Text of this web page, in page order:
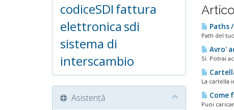
Paths
Path del
Avro'
Sì. Potrai
La cartella
Come
Puoi
codiceSDI fattura
elettronica sdi
sistema di
interscambio
Asistență